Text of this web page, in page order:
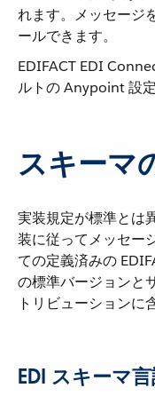
れます。メッセージ
ールできます。
EDIFACT EDI
ルトの Anypoint 設
スキーマ
実装規定が標準とは
装に従ってメッセー
ての定義済みの
の標準バージョンと
トリビューションに
EDI スキーマ